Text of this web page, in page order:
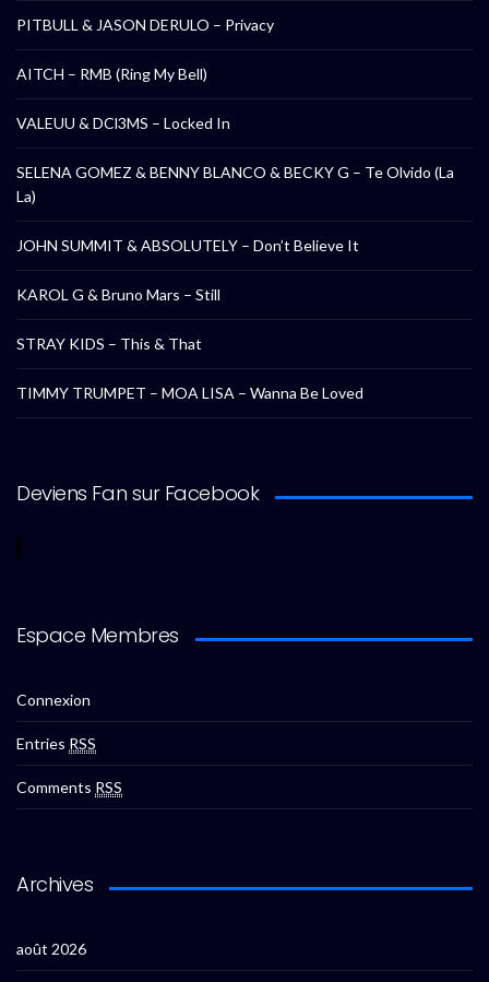
PITBULL & JASON DERULO – Privacy
AITCH – RMB (Ring My Bell)
VALEUU & DCl3MS – Locked In
SELENA GOMEZ & BENNY BLANCO & BECKY G – Te Olvido (La
La)
JOHN SUMMIT & ABSOLUTELY – Don’t Believe It
KAROL G & Bruno Mars – Still
STRAY KIDS – This & That
TIMMY TRUMPET – MOA LISA – Wanna Be Loved
Deviens Fan sur Facebook
Espace Membres
Connexion
Entries RSS
Comments RSS
Archives
août 2026